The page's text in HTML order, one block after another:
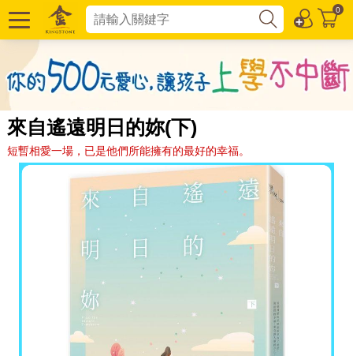
0
來自遙遠明日的妳(下)
短暫相愛一場，已是他們所能擁有的最好的幸福。